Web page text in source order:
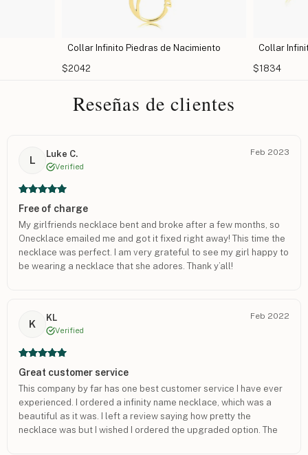
Infinito Piedras de Nacimiento
Collar Infinito con Huella
Reseñas de clientes
L
Luke C.
Verified
Feb 2023
Free of charge
My girlfriends necklace bent and broke after a few months, so
Onecklace emailed me and got it fixed right away! This time the
necklace was perfect. I am very grateful to see my girl happy to
be wearing a necklace that she adores. Thank y’all!
K
KL
Verified
Feb 2022
Great customer service
This company by far has one best customer service I have ever
experienced. I ordered a infinity name necklace, which was a
beautiful as it was. I left a review saying how pretty the
necklace was but I wished I ordered the upgraded option. The